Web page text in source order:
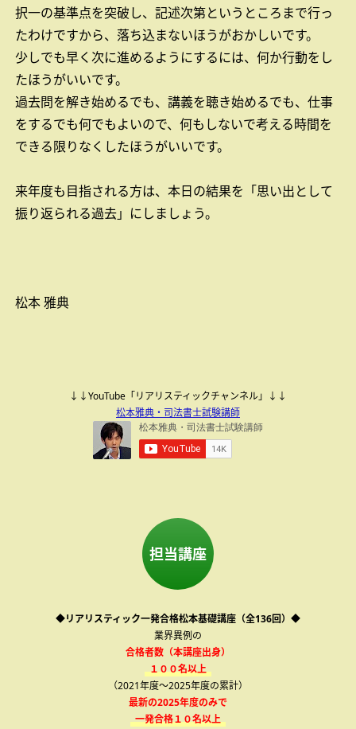
択一の基準点を突破し、記述次第というところまで行っ
たわけですから、落ち込まないほうがおかしいです。
少しでも早く次に進めるようにするには、何か行動をし
たほうがいいです。
過去問を解き始めるでも、講義を聴き始めるでも、仕事
をするでも何でもよいので、何もしないで考える時間を
できる限りなくしたほうがいいです。
来年度も目指される方は、本日の結果を「思い出として
振り返られる過去」にしましょう。
松本 雅典
↓↓YouTube「リアリスティックチャンネル」↓↓
松本雅典・司法書士試験講師
担当講座
◆リアリスティック一発合格松本基礎講座（全136回）◆
業界異例の
合格者数（本講座出身）
１００名以上
（2021年度～2025年度の累計）
最新の2025年度のみで
一発合格１０名以上